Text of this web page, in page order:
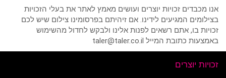
אנו מכבדים זכויות יוצרים ועושים מאמץ לאתר את בעלי הזכויות
בצילומים המגיעים לידינו. אם זיהיתם בפרסומינו צילום שיש לכם
זכויות בו, אתם רשאים לפנות אלינו ולבקש לחדול מהשימוש
באמצעות כתובת המייל taler@taler.co.il
זכויות יוצרים